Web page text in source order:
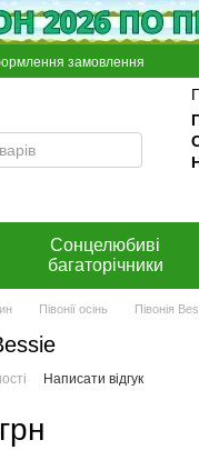
замовлення
Сонцелюбиві
багаторічники
Півонії осінь Півонія
Написати відгук